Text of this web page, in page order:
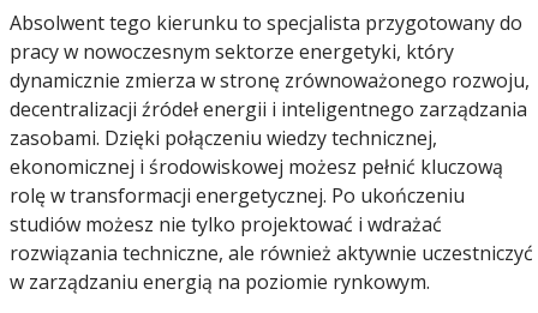
Absolwent tego kierunku to specjalista przygotowany do
pracy w nowoczesnym sektorze energetyki, który
dynamicznie zmierza w stronę zrównoważonego rozwoju,
decentralizacji źródeł energii i inteligentnego zarządzania
zasobami. Dzięki połączeniu wiedzy technicznej,
ekonomicznej i środowiskowej możesz pełnić kluczową
rolę w transformacji energetycznej. Po ukończeniu
studiów możesz nie tylko projektować i wdrażać
rozwiązania techniczne, ale również aktywnie uczestniczyć
w zarządzaniu energią na poziomie rynkowym.